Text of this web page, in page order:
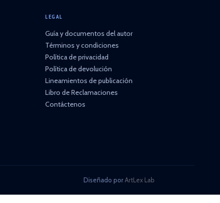
LEGAL
Guía y documentos del autor
Términos y condiciones
Política de privacidad
Política de devolución
Lineamientos de publicación
Libro de Reclamaciones
Contáctenos
Diseñado porArtLex Lab